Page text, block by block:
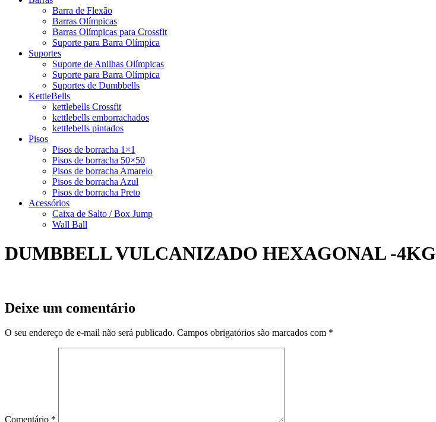
Barra de Flexão
Barras Olímpicas
Barras Olímpicas para Crossfit
Suporte para Barra Olímpica
Suportes
Suporte de Anilhas Olímpicas
Suporte para Barra Olímpica
Suportes de Dumbbells
KettleBells
kettlebells Crossfit
kettlebells emborrachados
kettlebells pintados
Pisos
Pisos de borracha 1×1
Pisos de borracha 50×50
Pisos de borracha Amarelo
Pisos de borracha Azul
Pisos de borracha Preto
Acessórios
Caixa de Salto / Box Jump
Wall Ball
DUMBBELL VULCANIZADO HEXAGONAL -4KG
Deixe um comentário
O seu endereço de e-mail não será publicado. Campos obrigatórios são marcados com *
Comentário *